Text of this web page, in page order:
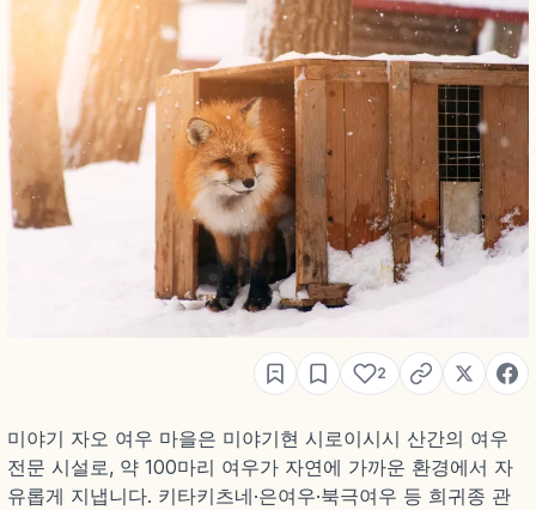
2
미야기 자오 여우 마을은 미야기현 시로이시시 산간의 여우
전문 시설로, 약 100마리 여우가 자연에 가까운 환경에서 자
유롭게 지냅니다. 키타키츠네·은여우·북극여우 등 희귀종 관